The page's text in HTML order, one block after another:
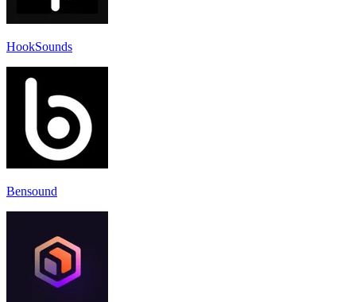
HookSounds
Bensound